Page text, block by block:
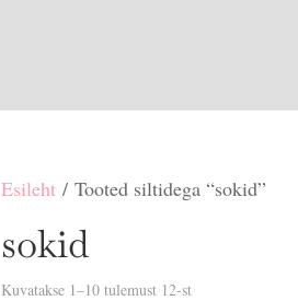
Esileht / Tooted siltidega “sokid”
sokid
Kuvatakse 1–10 tulemust 12-stSorditud